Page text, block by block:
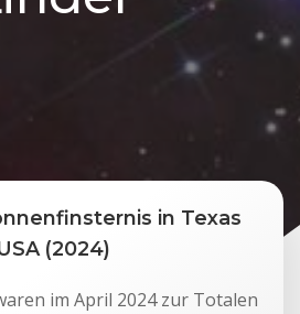
in Texas
(2024)
im April 2024 zur Totalen